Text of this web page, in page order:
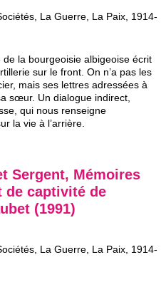
La Guerre, La Paix, 1914-
de la bourgeoisie albigeoise écrit
sur le front. On n’a pas les
mais ses lettres adressées à
sœur. Un dialogue indirect,
qui nous renseigne
la vie à l’arrière.
Sergent, Mémoires
de captivité de
(1991)
La Guerre, La Paix, 1914-